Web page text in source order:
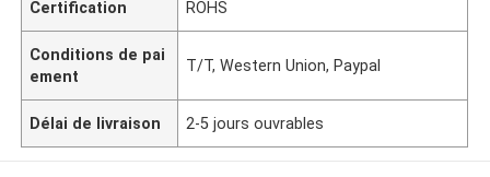
Certification ROHS
Conditions de pai
ement
T/T, Western Union, Paypal
Délai de livraison 2-5 jours ouvrables